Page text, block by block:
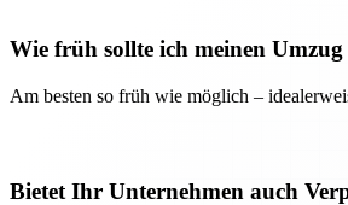
Wie früh sollte ich meinen Umzug
Am besten so früh wie möglich –
Bietet Ihr Unternehmen auch